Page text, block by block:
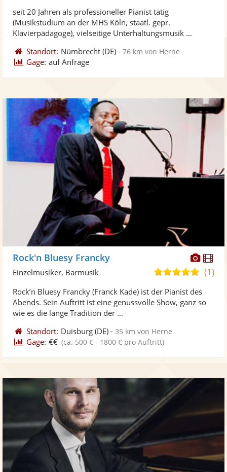
seit 20 Jahren als professioneller Pianist tätig
(Musikstudium an der MHS Köln, staatl. gepr.
Klavierpädagoge), vielseitige Unterhaltungsmusik ...
Standort: Nümbrecht (DE) -76 km von Herne
Gage: auf Anfrage
Fotos
Rock'n Bluesy Francky
5,0
5
(1)
Einzelmusiker, Barmusik
Rock’n Bluesy Francky (Franck Kade) ist der Pianist des
Abends. Sein Auftritt ist eine genussvolle Show, ganz so
wie es die lange Tradition der ...
Standort: Duisburg (DE) -35 km von Herne
Gage: €€ (ca. 500 € - 1800 € pro Auftritt)